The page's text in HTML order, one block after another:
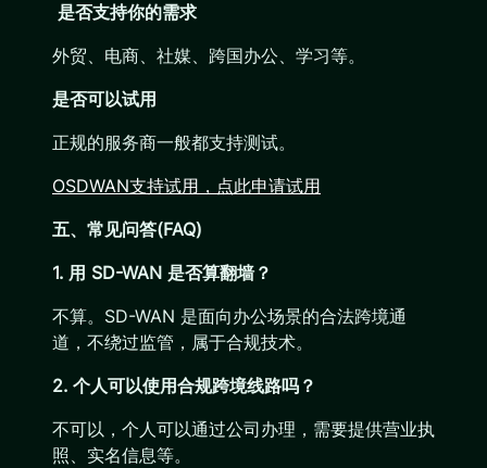
是否支持你的需求
外贸、电商、社媒、跨国办公、学习等。
是否可以试用
正规的服务商一般都支持测试。
OSDWAN支持试用，点此申请试用
五、常见问答(FAQ)
1. 用 SD-WAN 是否算翻墙？
不算。SD-WAN 是面向办公场景的合法跨境通
道，不绕过监管，属于合规技术。
2. 个人可以使用合规跨境线路吗？
不可以，个人可以通过公司办理，需要提供营业执
照、实名信息等。